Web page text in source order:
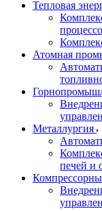
Тепловая
Атомная
Металлургия
печей и